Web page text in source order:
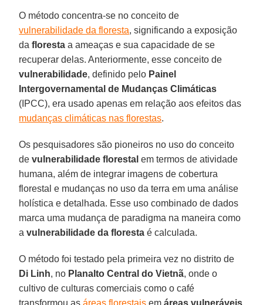
O método concentra-se no conceito de
vulnerabilidade da floresta, significando a exposição
dafloresta a ameaças e sua capacidade de se
recuperar delas. Anteriormente, esse conceito de
vulnerabilidade, definido pelo Painel
Intergovernamental de Mudanças Climáticas
(IPCC), era usado apenas em relação aos efeitos das
mudanças climáticas nas florestas.
Os pesquisadores são pioneiros no uso do conceito
devulnerabilidade florestal em termos de atividade
humana, além de integrar imagens de cobertura
florestal e mudanças no uso da terra em uma análise
holística e detalhada. Esse uso combinado de dados
marca uma mudança de paradigma na maneira como
avulnerabilidade da floresta é calculada.
O método foi testado pela primeira vez no distrito de
Di Linh, no Planalto Central do Vietnã, onde o
cultivo de culturas comerciais como o café